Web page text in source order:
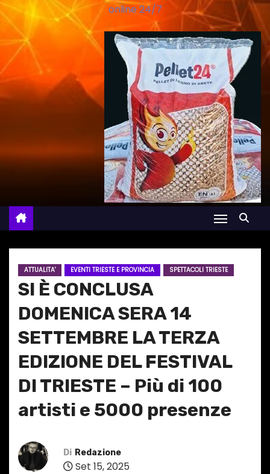
online 24/7
ATTUALITA' EVENTI TRIESTE E PROVINCIA SPETTACOLI TRIESTE
SI È CONCLUSA
DOMENICA SERA 14
SETTEMBRE LA TERZA
EDIZIONE DEL FESTIVAL
DI TRIESTE – Più di 100
artisti e 5000 presenze
Di Redazione
Set 15, 2025